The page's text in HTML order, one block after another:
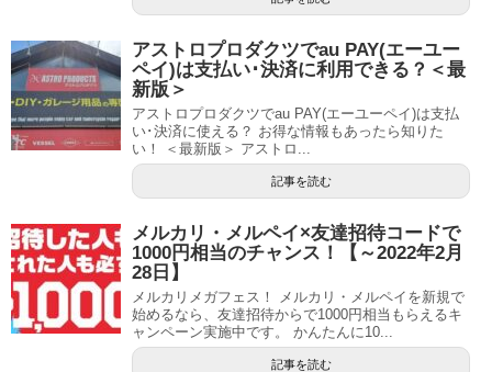
アストロプロダクツでau PAY(エーユー
ペイ)は支払い･決済に利用できる？＜最
新版＞
アストロプロダクツでau PAY(エーユーペイ)は支払
い･決済に使える？ お得な情報もあったら知りた
い！ ＜最新版＞ アストロ...
記事を読む
メルカリ・メルペイ×友達招待コードで
1000円相当のチャンス！【～2022年2月
28日】
メルカリメガフェス！ メルカリ・メルペイを新規で
始めるなら、友達招待からで1000円相当もらえるキ
ャンペーン実施中です。 かんたんに10...
記事を読む